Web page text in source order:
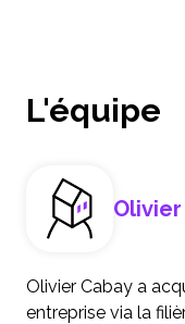
L'équipe
Olivier Cabay a
entreprise via la